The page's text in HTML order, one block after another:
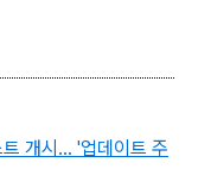
개시... '업데이트 주